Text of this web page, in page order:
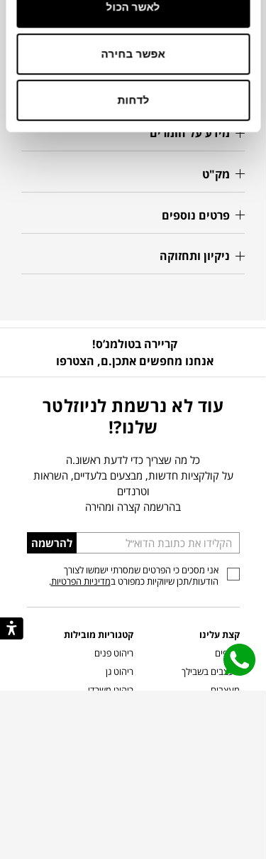
לאשר הכול
אפשר בחירה
לדחות
Ø45X45H ס"מ
מידע על חומרים
מק"ט
פרטים נוספים
ניקיון ותחזוקה
קריירה בטולמנ’ס!
אנחנו מחפשים אתכן.ם, הצטרפו
עוד לא נרשמת לניוזלטר
שלנו?!
כל מה שצריך כדי לדעת ראשונ.ה
על קולקציות חדשות, מבצעים בלעדיים, השראות
וטרנדים
בהרשמה קצרה ומהירה
הכניסו
כתובת
דוא”ל
להרשמה
אני מסכים כי הפרטים שמסרתי ישמשו לצורך
הודעות/תכן שיווקיות כמפורט במדיניות הפרטיות.
קצת עלינו
סניפים
מעצבים בשבילך
מעצבים
קטגוריות מובילות
ריהוט פנים
ריהוט גן
ריהוט משרדי